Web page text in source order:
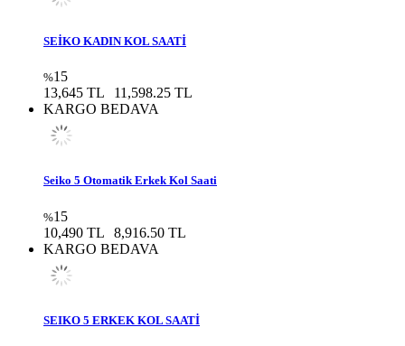
SEİKO KADIN KOL SAATİ
%15
13,645 TL
11,598.25 TL
KARGO BEDAVA
Seiko 5 Otomatik Erkek Kol Saati
%15
10,490 TL
8,916.50 TL
KARGO BEDAVA
SEIKO 5 ERKEK KOL SAATİ